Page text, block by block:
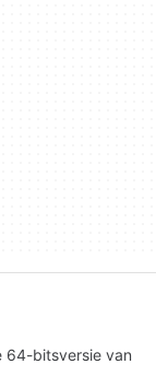
64-bitsversie van